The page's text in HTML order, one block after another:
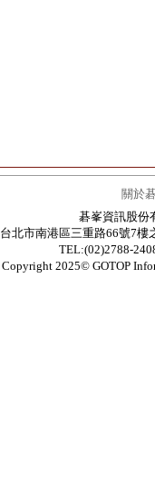
關於
碁峯資訊股份
台北市南港區三重路66號7樓
TEL:(02)2788-
Copyright 2025© GOTOP